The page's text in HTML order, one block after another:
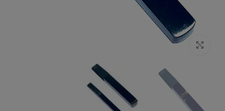
Click to enlarge